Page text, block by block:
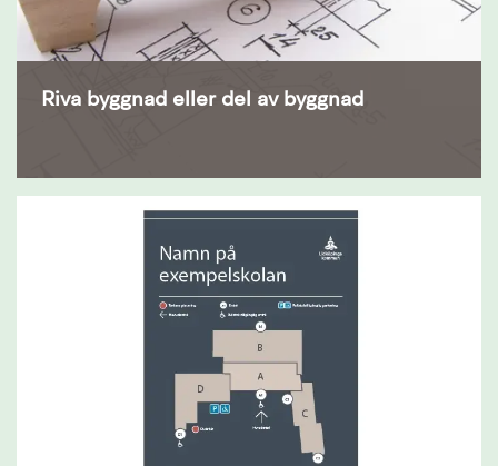
Riva byggnad eller del av byggnad